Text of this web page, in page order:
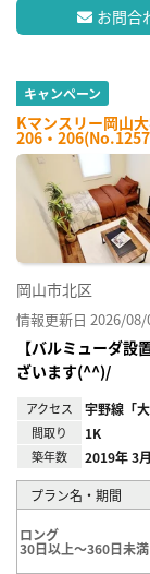
お問合
キャンペーン
Kマンスリー岡山
206・
岡山市北区
情報更新日 2026/08/
【バルミューダ
ざいます(^^)/
アクセス 宇野線「
間取り 1K
築年数 2019年 3
プラン名・期間
ロング
30日以上～360日未満